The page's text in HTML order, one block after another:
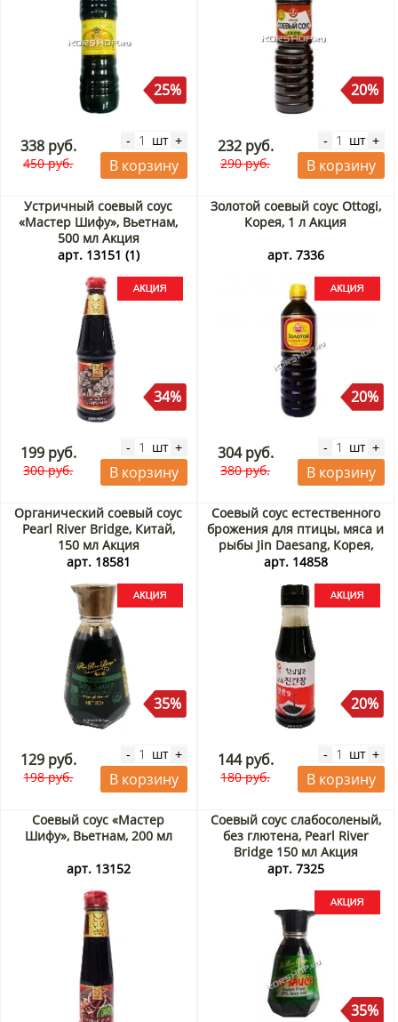
25%
338 руб.
450 руб.
- шт +
В корзину
20%
232 руб.
290 руб.
- шт +
В корзину
Устричный соевый соус
«Мастер Шифу», Вьетнам,
500 мл Акция
арт. 13151 (1)
34%
199 руб.
300 руб.
- шт +
В корзину
Золотой соевый соус Ottogi,
Корея, 1 л Акция
арт. 7336
20%
304 руб.
380 руб.
- шт +
В корзину
Органический соевый соус
Pearl River Bridge, Китай,
150 мл Акция
арт. 18581
35%
129 руб.
198 руб.
- шт +
В корзину
Соевый соус естественного
брожения для птицы, мяса и
рыбы Jin Daesang, Корея,
200 мл Акция
арт. 14858
20%
144 руб.
180 руб.
- шт +
В корзину
Соевый соус «Мастер
Шифу», Вьетнам, 200 мл
арт. 13152
Соевый соус слабосоленый,
без глютена, Pearl River
Bridge 150 мл Акция
арт. 7325
35%